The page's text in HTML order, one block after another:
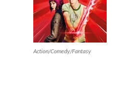
Action/Comedy/Fantasy